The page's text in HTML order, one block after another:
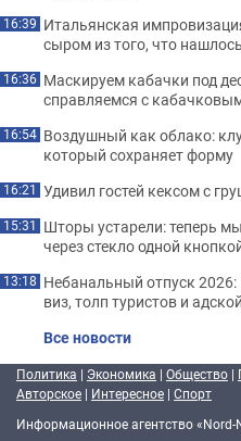
16:39 Итальянская
сыром из того, что
16:36 Маскируем кабачки под
справляемся с
16:54 Воздушный как облако:
который сохраняет форму
16:21 Удивил гостей кексом с
15:31 Шторы устарели: теперь
через стекло одной
13:18 Небанальный отпуск 2026:
виз, толп туристов и
Все новости
Политика | Экономика | Общество |
Авторское | Интересное | Спорт
Информационное агентство «Nord-